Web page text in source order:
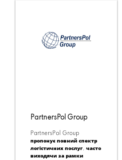
PartnersPol Group
PartnersPol Group
пропонує повний спектр
логістичних послуг, часто
виходячи за рамки